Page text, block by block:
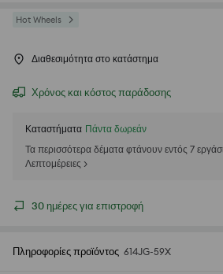
Hot Wheels
Διαθεσιμότητα στο κατάστημα
Χρόνος και κόστος παράδοσης
Καταστήματα Πάντα δωρεάν
Τα περισσότερα δέματα φτάνουν εντός 7
Λεπτομέρειες >
30 ημέρες για επιστροφή
Πληροφορίες προϊόντος 614JG-59X